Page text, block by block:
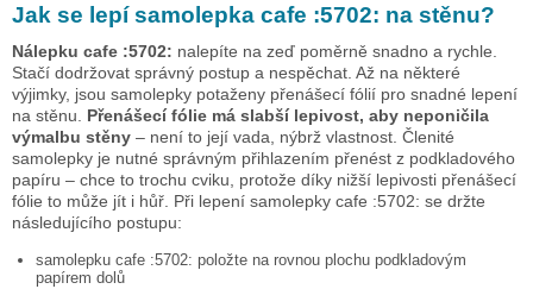
Jak se lepí samolepka cafe :5702: na stěnu?
Nálepku cafe :5702: nalepíte na zeď poměrně snadno a rychle.
Stačí dodržovat správný postup a nespěchat. Až na některé
výjimky, jsou samolepky potaženy přenášecí fólií pro snadné lepení
na stěnu. Přenášecí fólie má slabší lepivost, aby neponičila
výmalbu stěny – není to její vada, nýbrž vlastnost. Členité
samolepky je nutné správným přihlazením přenést z podkladového
papíru – chce to trochu cviku, protože díky nižší lepivosti přenášecí
fólie to může jít i hůř. Při lepení samolepky cafe :5702: se držte
následujícího postupu:
samolepku cafe :5702: položte na rovnou plochu podkladovým
papírem dolů